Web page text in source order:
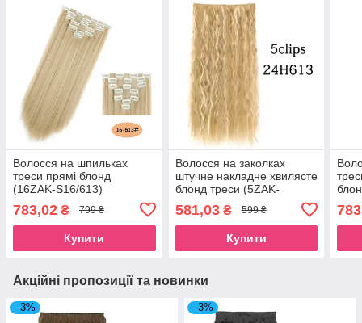
Волосся на шпильках
треси прямі блонд
(16ZAK-S16/613)
783,02 ₴ 799 ₴
Купити
Волосся на заколках
штучне накладне хвилясте
блонд треси (5ZAK-
581,03₴ 599 ₴
Купити
Акційні пропозиції та новинки
–3% –3%